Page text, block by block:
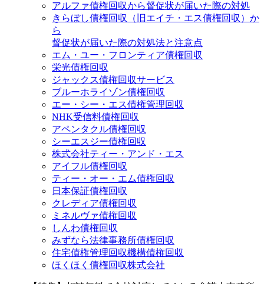
アルファ債権回収から督促状が届いた際の対処
きらぼし債権回収（旧エイチ・エス債権回収）か
ら
督促状が届いた際の対処法と注意点
エム・ユー・フロンティア債権回収
栄光債権回収
ジャックス債権回収サービス
ブルーホライゾン債権回収
エー・シー・エス債権管理回収
NHK受信料債権回収
アペンタクル債権回収
シーエスジー債権回収
株式会社ティー・アンド・エス
アイフル債権回収
ティー・オー・エム債権回収
日本保証債権回収
クレディア債権回収
ミネルヴァ債権回収
しんわ債権回収
みずなら法律事務所債権回収
住宅債権管理回収機構債権回収
ほくほく債権回収株式会社